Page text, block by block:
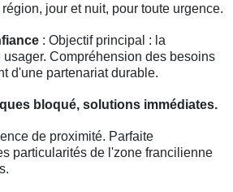
jour et nuit, pour toute urgence.
: Objectif principal : la
usager. Compréhension des besoins
d'une partenariat durable.
bloqué, solutions immédiates.
de proximité. Parfaite
particularités de l'zone francilienne